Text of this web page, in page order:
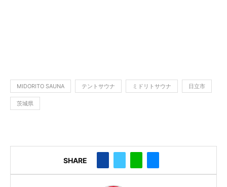
MIDORITO SAUNA テントサウナ ミドリトサウナ 日立市
茨城県
SHARE